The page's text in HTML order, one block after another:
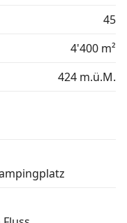
45
4'400 m²
424 m.ü.M.